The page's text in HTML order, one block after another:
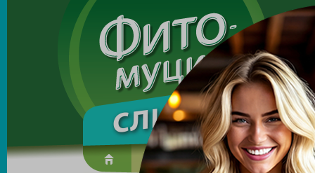
Made in the UK
О препарате Усиль эффект